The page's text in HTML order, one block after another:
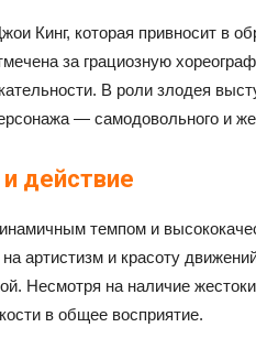
Кинг, которая привносит в
за грациозную
В роли злодея
— самодовольного и
действие
темпом и
артистизм и красоту
Несмотря на наличие
в общее восприятие.